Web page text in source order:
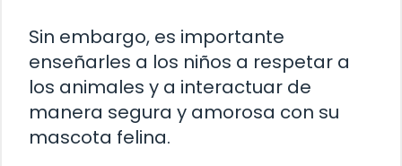
Sin embargo, es importante
enseñarles a los niños a respetar a
los animales y a interactuar de
manera segura y amorosa con su
mascota felina.